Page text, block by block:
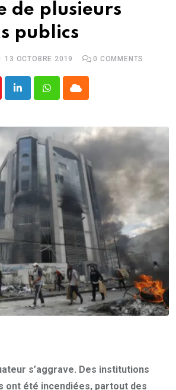
de plusieurs
publics
13 OCTOBRE 2019 0 COMMENTS
LinkedInWhatsappCloud
s’aggrave. Des institutions
ont été incendiées, partout des